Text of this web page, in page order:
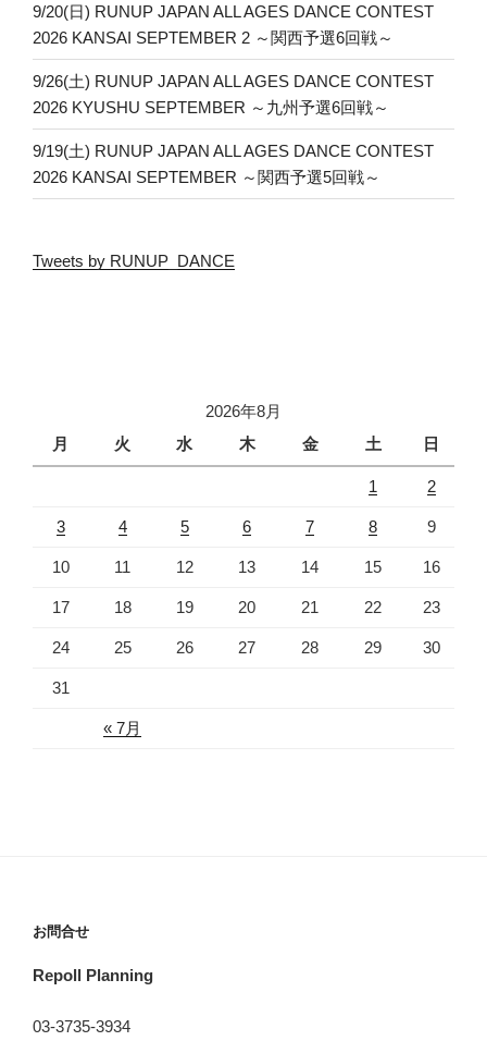
9/20(日) RUNUP JAPAN ALL AGES DANCE CONTEST
2026 KANSAI SEPTEMBER 2 ～関西予選6回戦～
9/26(土) RUNUP JAPAN ALL AGES DANCE CONTEST
2026 KYUSHU SEPTEMBER ～九州予選6回戦～
9/19(土) RUNUP JAPAN ALL AGES DANCE CONTEST
2026 KANSAI SEPTEMBER ～関西予選5回戦～
Tweets by RUNUP_DANCE
2026年8月
月
火 水 木 金 土 日
« 7月
1 2
3 4 5 6 7 8 9
10 11 12 13 14 15 16
17 18 19 20 21 22 23
24 25 26 27 28 29 30
31
お問合せ
Repoll Planning
03-3735-3934